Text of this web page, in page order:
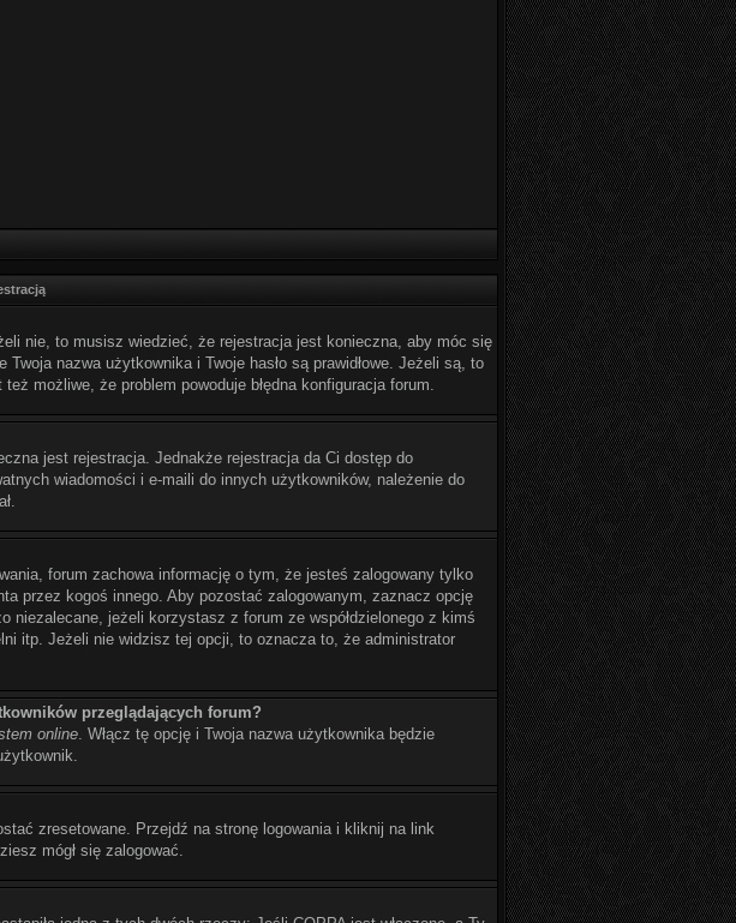
nie, to musisz wiedzieć, że rejestracja jest konieczna, aby móc się
nazwa użytkownika i Twoje hasło są prawidłowe. Jeżeli są, to
możliwe, że problem powoduje błędna konfiguracja forum.
jest rejestracja. Jednakże rejestracja da Ci dostęp do
wiadomości i e-maili do innych użytkowników, należenie do
forum zachowa informację o tym, że jesteś zalogowany tylko
przez kogoś innego. Aby pozostać zalogowanym, zaznacz opcję
niezalecane, jeżeli korzystasz z forum ze współdzielonego z kimś
itp. Jeżeli nie widzisz tej opcji, to oznacza to, że administrator
przeglądających forum?
online. Włącz tę opcję i Twoja nazwa użytkownika będzie
zresetowane. Przejdź na stronę logowania i kliknij na link
mógł się zalogować.